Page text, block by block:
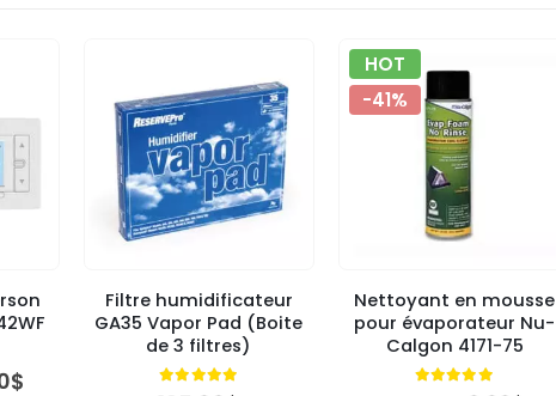
5
$
Filtre humidificateur
GA35 Vapor Pad (Boite
de 3 filtres)
5.00 out of 5
HOT
-41%
Nettoyant en mousse
pour évaporateur Nu-
Calgon 4171-75
out of 5